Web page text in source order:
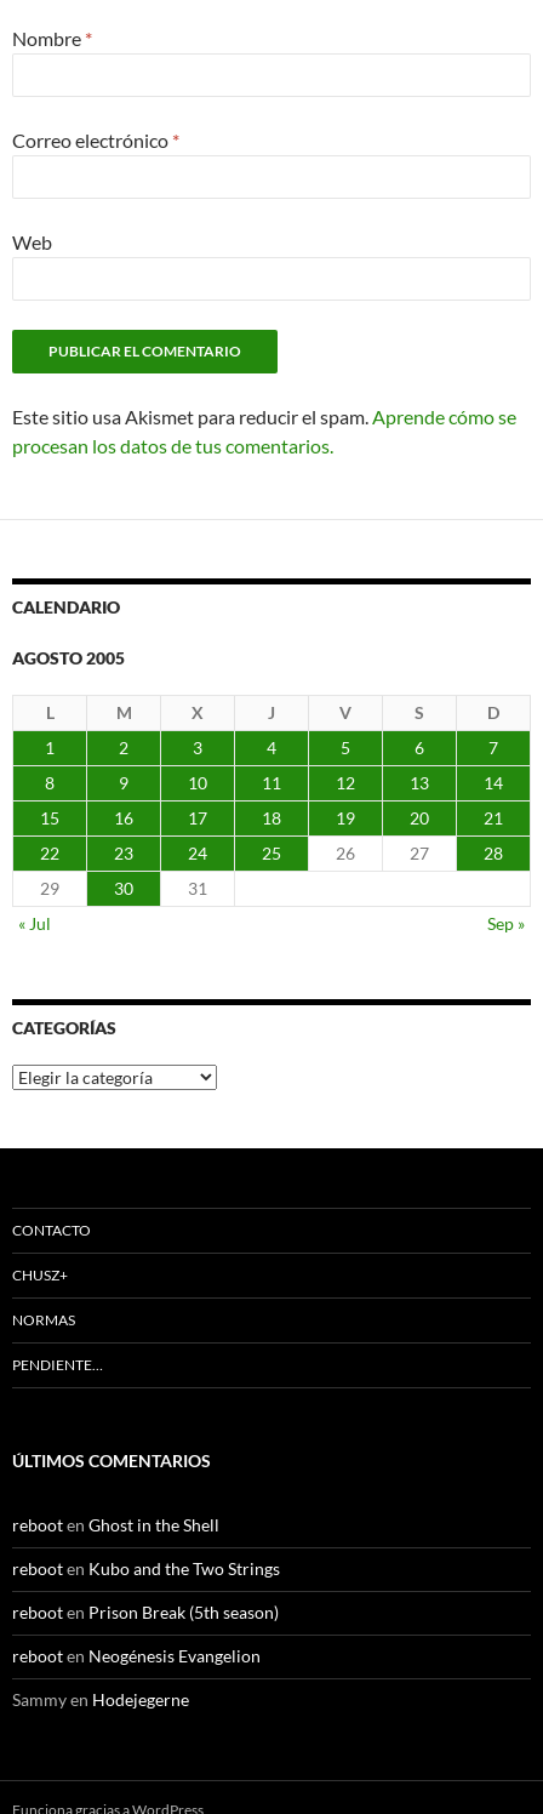
Nombre *
Correo electrónico *
Web
Este sitio usa Akismet para reducir el spam.Aprende cómo se
procesan los datos de tus comentarios.
CALENDARIO
AGOSTO 2005
L M X J V S
D
1
2 3 4 5 6
7
8
9 10 11 12 13
14
15
16 17 18 19 20
21
22
23 24 25 26 27
28
29
30
31
« Jul
Sep »
CATEGORÍAS
Categorías
CONTACTO
CHUSZ+
NORMAS
PENDIENTE…
ÚLTIMOS COMENTARIOS
rebooten Ghost in the Shell
rebooten Kubo and the Two Strings
rebooten Prison Break (5th season)
rebooten Neogénesis Evangelion
Sammyen Hodejegerne
Funciona gracias a WordPress